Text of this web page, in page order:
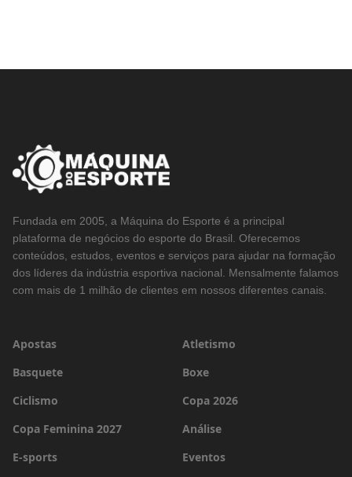
Fundada em 2005, a Máquina do Esporte é a principal
plataforma de negócios do esporte do Brasil. Oferecemos
conteúdos, estudos, eventos e serviços para ajudar na formação
dos líderes da indústria esportiva nacional. Mensalmente falamos
com mais de 1 milhão de clientes em nossos diferentes canais.
Apostas
Atletismo
Basquete
Boxe
Ciclismo
Copa 2026
Copa Feminina 2027
Análise
E-sports
Eventos